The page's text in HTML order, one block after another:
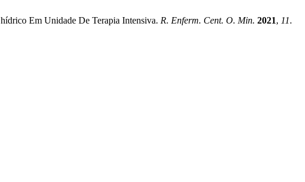
Em Unidade De Terapia Intensiva. R. Enferm. Cent. O. Min. 2021, 11.